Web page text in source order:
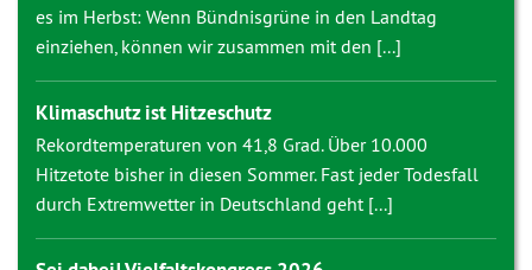
es im Herbst: Wenn Bündnisgrüne in den Landtag
einziehen, können wir zusammen mit den [...]
Klimaschutz ist Hitzeschutz
Rekordtemperaturen von 41,8 Grad. Über 10.000
Hitzetote bisher in diesen Sommer. Fast jeder Todesfall
durch Extremwetter in Deutschland geht [...]